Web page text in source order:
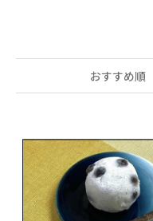
おすすめ順